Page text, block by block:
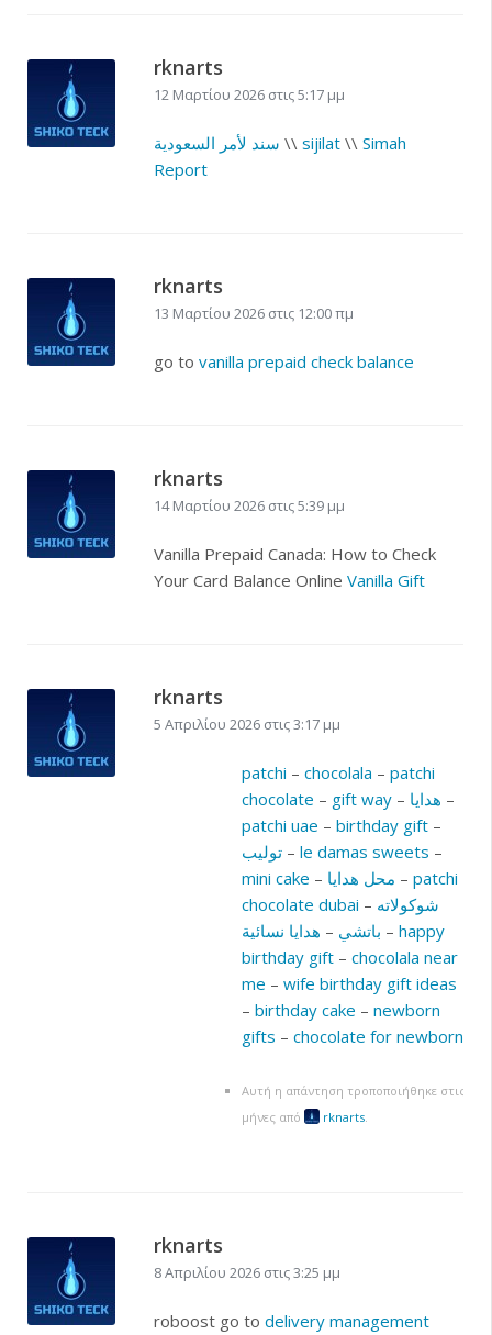
rknarts
12 Μαρτίου 2026 στις 5:17 μμ
سند لأمر السعودية \\ sijilat \\ Simah
Report
rknarts
13 Μαρτίου 2026 στις 12:00 πμ
go to vanilla prepaid check balance
rknarts
14 Μαρτίου 2026 στις 5:39 μμ
Vanilla Prepaid Canada: How to Check
Your Card Balance Online Vanilla Gift
rknarts
5 Απριλίου 2026 στις 3:17 μμ
patchi – chocolala – patchi
chocolate – gift way – هدايا –
patchi uae – birthday gift –
توليب – le damas sweets –
mini cake – محل هدايا – patchi
chocolate dubai – شوكولاته
باتشي – هدايا نسائية – happy
birthday gift – chocolala near
me – wife birthday gift ideas
– birthday cake – newborn
gifts – chocolate for newborn
Αυτή η απάντηση τροποποιήθηκε στις
μήνες από
rknarts.
rknarts
8 Απριλίου 2026 στις 3:25 μμ
roboost go to delivery management